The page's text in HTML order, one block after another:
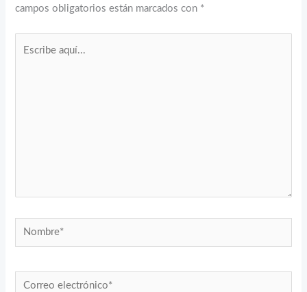
campos obligatorios están marcados con *
Nombre*
Correo